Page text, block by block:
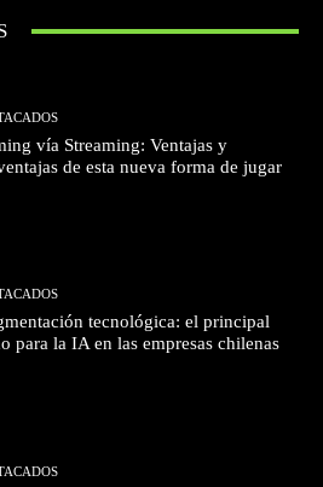
vía Streaming: Ventajas y
de esta nueva forma de jugar
tecnológica: el principal
para la IA en las empresas chilenas